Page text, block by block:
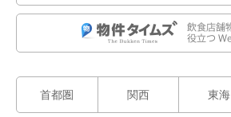
首都圏 関西 東海